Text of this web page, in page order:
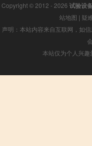
Copyright © 2012 - 2026 试验设
站地图 | 疑
声明：本站内容来自互联网，如
本站仅为个人兴